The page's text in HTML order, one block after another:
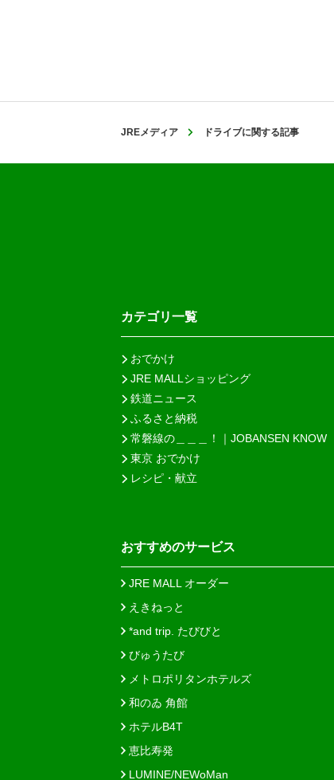
JREメディア ドライブに関する記事
カテゴリ一覧
おでかけ
JRE MALLショッピング
鉄道ニュース
ふるさと納税
常磐線の＿＿＿！｜JOBANSEN KNOW
東京 おでかけ
レシピ・献立
おすすめのサービス
JRE MALL オーダー
えきねっと
*and trip. たびびと
びゅうたび
メトロポリタンホテルズ
和のゐ 角館
ホテルB4T
恵比寿発
LUMINE/NEWoMan